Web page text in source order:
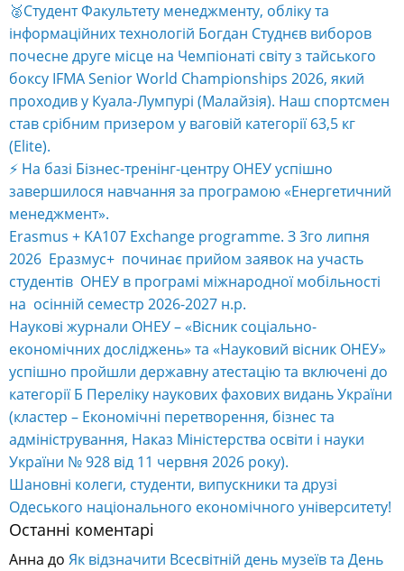
🥈Студент Факультету менеджменту, обліку та
інформаційних технологій Богдан Студнєв виборов
почесне друге місце на Чемпіонаті світу з тайського
боксу IFMA Senior World Championships 2026, який
проходив у Куала-Лумпурі (Малайзія). Наш спортсмен
став срібним призером у ваговій категорії 63,5 кг
(Elite).
⚡️ На базі Бізнес-тренінг-центру ОНЕУ успішно
завершилося навчання за програмою «Енергетичний
менеджмент».
Erasmus + KA107 Exchange programme. З 3го липня
2026 Еразмус+ починає прийом заявок на участь
студентів ОНЕУ в програмі міжнародної мобільності
на осінній семестр 2026-2027 н.р.
Наукові журнали ОНЕУ – «Вісник соціально-
економічних досліджень» та «Науковий вісник ОНЕУ»
успішно пройшли державну атестацію та включені до
категорії Б Переліку наукових фахових видань України
(кластер – Економічні перетворення, бізнес та
адміністрування, Наказ Міністерства освіти і науки
України № 928 від 11 червня 2026 року).
Шановні колеги, студенти, випускники та друзі
Одеського національного економічного університету!
Останні коментарі
Анна до Як відзначити Всесвітній день музеїв та День